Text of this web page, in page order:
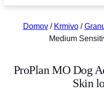
Domov/ Krmivo/
Medium
ProPlan MO Dog
Skin